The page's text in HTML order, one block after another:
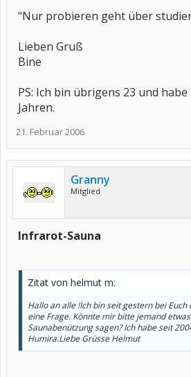
"Nur probieren geht über
Lieben Gruß
Bine
PS: Ich bin übrigens 23 und habe
Jahren.
21. Februar 2006
Granny
Mitglied
Infrarot-Sauna
Zitat von helmut m:
Hallo an alle !Ich bin seit gestern bei
eine Frage. Könnte mir bitte jemand
Saunabenützung sagen? Ich habe seit
Humira.Liebe Grüsse Helmut